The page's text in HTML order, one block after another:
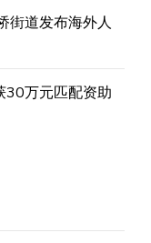
街道发布海外人
30万元匹配资助